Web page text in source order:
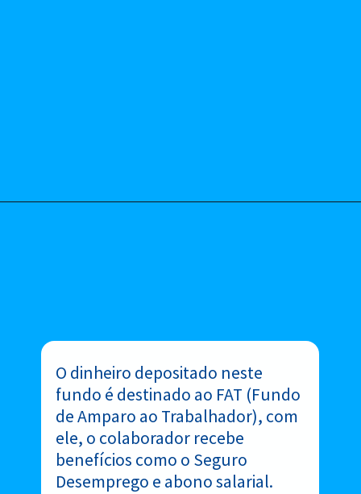
O dinheiro depositado neste
fundo é destinado ao FAT (Fundo
de Amparo ao Trabalhador), com
ele, o colaborador recebe
benefícios como o Seguro
Desemprego e abono salarial.